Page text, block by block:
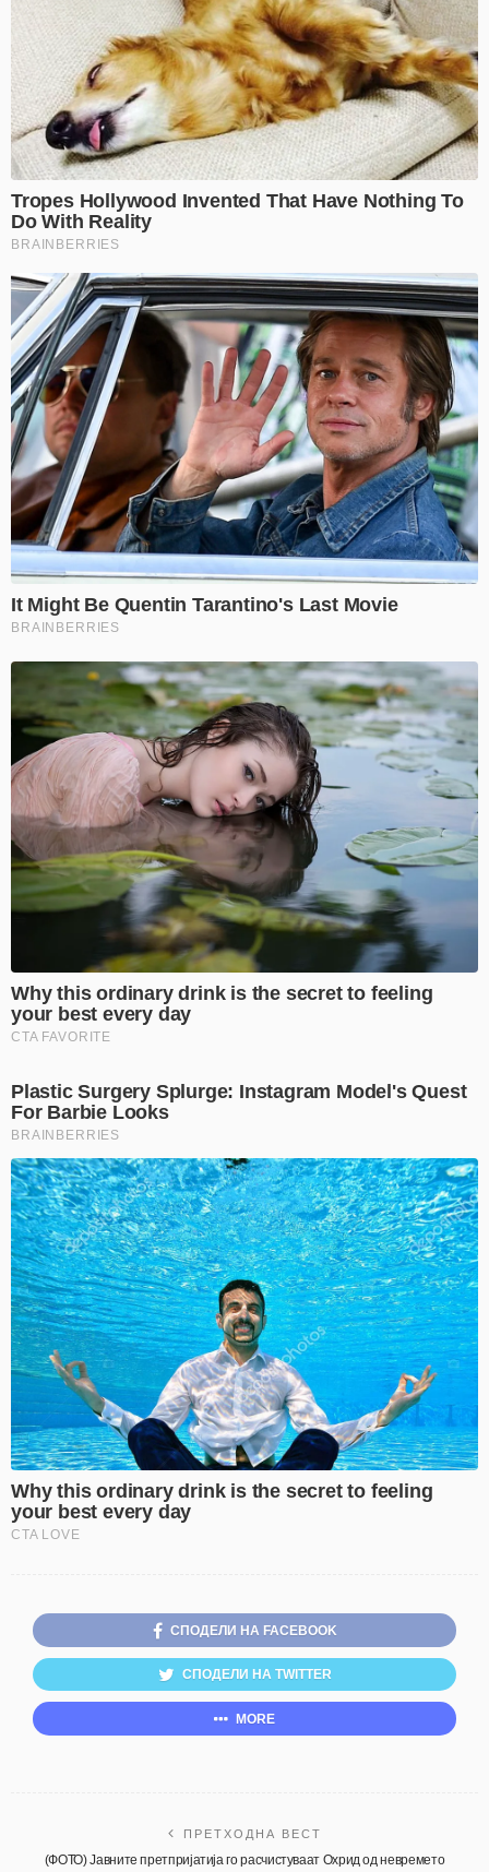
СПОДЕЛИ НА FACEBOOK
СПОДЕЛИ НА TWITTER
MORE
ПРЕТХОДНА ВЕСТ
(ФОТО) Јавните претпријатија го расчистуваат Охрид од невремето